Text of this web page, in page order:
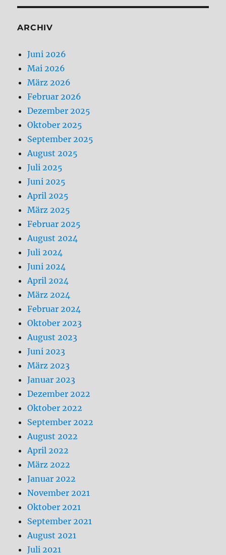
ARCHIV
Juni 2026
Mai 2026
März 2026
Februar 2026
Dezember 2025
Oktober 2025
September 2025
August 2025
Juli 2025
Juni 2025
April 2025
März 2025
Februar 2025
August 2024
Juli 2024
Juni 2024
April 2024
März 2024
Februar 2024
Oktober 2023
August 2023
Juni 2023
März 2023
Januar 2023
Dezember 2022
Oktober 2022
September 2022
August 2022
April 2022
März 2022
Januar 2022
November 2021
Oktober 2021
September 2021
August 2021
Juli 2021